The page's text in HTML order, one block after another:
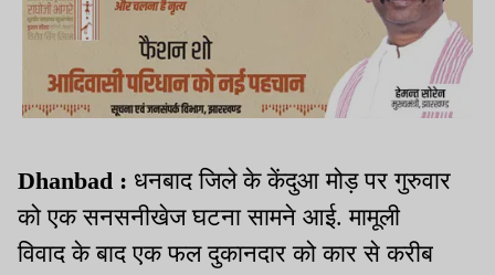
Dhanbad : धनबाद जिले के केंदुआ मोड़ पर गुरुवार
को एक सनसनीखेज घटना सामने आई. मामूली
विवाद के बाद एक फल दुकानदार को कार से करीब